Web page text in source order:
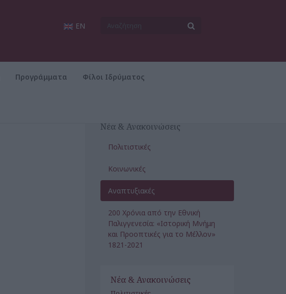
EN
Προγράμματα Φίλοι Ιδρύματος
Νέα & Ανακοινώσεις
Πολιτιστικές
Κοινωνικές
Αναπτυξιακές
200 Χρόνια από την Εθνική
Παλιγγενεσία: «Ιστορική Μνήμη
και Προοπτικές για το Μέλλον»
1821-2021
Νέα & Ανακοινώσεις